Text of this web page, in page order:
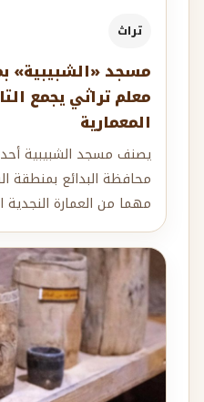
تراث
مسجد «الشبيبية»
معلم تراثي يجمع
المعمارية
يصنف مسجد الشبيبية أحد
محافظة البدائع بمنطقة
مهما من العمارة النجدية